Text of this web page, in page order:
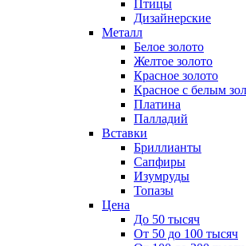
Птицы
Дизайнерские
Металл
Белое золото
Желтое золото
Красное золото
Красное с белым
Платина
Палладий
Вставки
Бриллианты
Сапфиры
Изумруды
Топазы
Цена
До 50 тысяч
От 50 до 100 тысяч